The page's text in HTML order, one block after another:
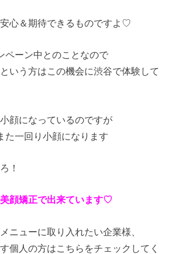
心＆期待できるものですよ♡
ペーン中とのことなので
いう方はこの機会に渋谷で体験して
顔になっているのですが
た一回り小顔になります
！
顔矯正で出来ています♡
ニューに取り入れたい企業様、
個人の方はこちらをチェックしてく